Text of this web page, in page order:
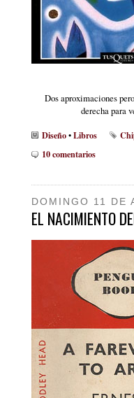
Dos aproximaciones
derecha para
Diseño•Libros
10 comentarios
DOMINGO 11 DE
EL NACIMIENTO